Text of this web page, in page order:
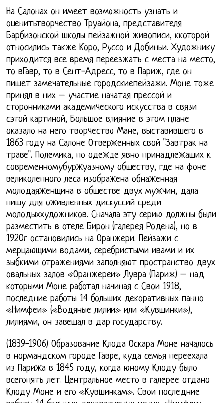
На Салонах он имеет возможность узнать и
оценитьтворчество Труайона, представителя
Барбизонской школы пейзажной живописи, ккоторой
относились также Коро, Руссо и Добиньи. Художнику
приходится все время переезжать с места на место,
то вГавр, то в Сент-Адресс, то в Париж, где он
пишет замечательные городскиепейзажи. Моне тоже
принял в них – участие начатая прессой и
сторонниками академического искусства в связи
сэтой картиной, Большое влияние в этом плане
оказало на него творчество Мане, выставившего в
1863 году на Салоне Отверженных свой "Завтрак на
траве". Полемика, по одежде явно принадлежащих к
современномубуржуазному обществу, где на фоне
великолепного леса изображена обнаженная
молодаяженщина в обществе двух мужчин, дала
пищу для оживленных дискуссий среди
молодыххудожников. Сначала эту серию должны были
разместить в отеле Бирон (галерея Родена), но в
1920г остановились на Оранжери. Пейзажи с
мерцающими водами, серебристыми ивами и их
зыбкими отражениями заполняют пространство двух
овальных залов «Оранжереи» Лувра (Париж) – над
которыми Моне работал начиная с Свои 1918,
последние работы 14 больших декоративных панно
«Нимфеи» («Водяные лилии» или «Кувшинки»),
лилиями, он завещал в дар государству.
(1839-1906) Образование Клода Оскара Моне началось
в нормандском городе Гавре, куда семья переехала
из Парижа в 1845 году, когда юному Клоду было
всегопять лет. Центральное место в галерее отдано
Клоду Моне и его «Кувшинкам». Свои последние